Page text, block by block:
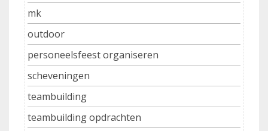
mk
outdoor
personeelsfeest organiseren
scheveningen
teambuilding
teambuilding opdrachten